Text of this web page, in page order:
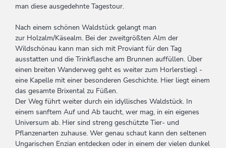
man diese ausgedehnte Tagestour.
Nach einem schönen Waldstück gelangt man
zur Holzalm/Käsealm. Bei der zweitgrößten Alm der
Wildschönau kann man sich mit Proviant für den Tag
ausstatten und die Trinkflasche am Brunnen auffüllen. Über
einen breiten Wanderweg geht es weiter zum Horlerstiegl -
eine Kapelle mit einer besonderen Geschichte. Hier liegt einem
das gesamte Brixental zu Füßen.
Der Weg führt weiter durch ein idyllisches Waldstück. In
einem sanftem Auf und Ab taucht, wer mag, in ein eigenes
Universum ab. Hier sind streng geschützte Tier- und
Pflanzenarten zuhause. Wer genau schaut kann den seltenen
Ungarischen Enzian entdecken oder in einem der vielen dunkel